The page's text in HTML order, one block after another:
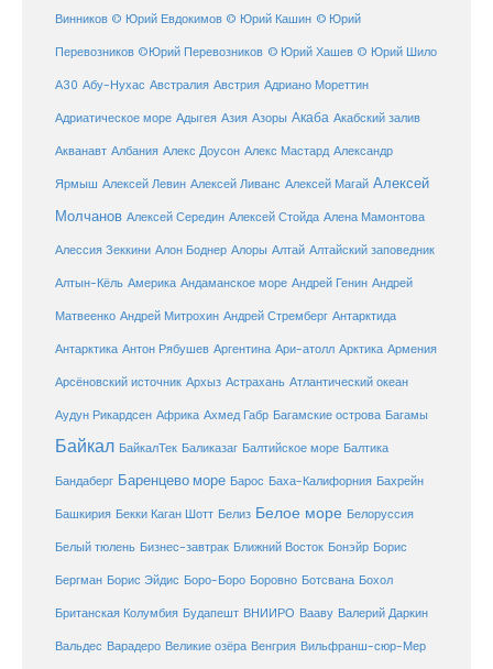
Винников © Юрий Евдокимов © Юрий Кашин © Юрий
Перевозников ©Юрий Перевозников © Юрий Хашев © Юрий Шило
А30 Абу-Нухас Австралия Австрия Адриано Мореттин
Адриатическое море Адыгея Азия Азоры Акаба Акабский залив
Акванавт Албания Алекс Доусон Алекс Мастард Александр
Ярмыш Алексей Левин Алексей Ливанс Алексей Магай Алексей
Молчанов Алексей Середин Алексей Стойда Алена Мамонтова
Алессия Зеккини Алон Боднер Алоры Алтай Алтайский заповедник
Алтын-Кёль Америка Андаманское море Андрей Генин Андрей
Матвеенко Андрей Митрохин Андрей Стремберг Антарктида
Антарктика Антон Рябушев Аргентина Ари-атолл Арктика Армения
Арсёновский источник Архыз Астрахань Атлантический океан
Аудун Рикардсен Африка Ахмед Габр Багамские острова Багамы
Байкал БайкалТек Баликазаг Балтийское море Балтика
Бандаберг Баренцево море Барос Баха-Калифорния Бахрейн
Башкирия Бекки Каган Шотт Белиз Белое море Белоруссия
Белый тюлень Бизнес-завтрак Ближний Восток Бонэйр Борис
Бергман Борис Эйдис Боро-Боро Боровно Ботсвана Бохол
Британская Колумбия Будапешт ВНИИРО Вааву Валерий Даркин
Вальдес Варадеро Великие озёра Венгрия Вильфранш-сюр-Мер